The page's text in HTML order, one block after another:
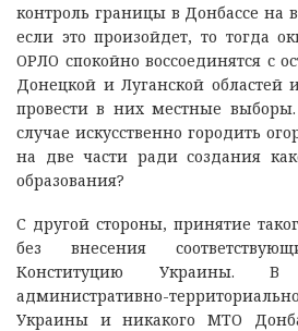
контроль границы в Донбассе на
если это произойдет, то тогда
ОРЛО спокойно воссоединятся с
Донецкой и Луганской областей
провести в них местные
случае искусственно городить
на две части ради создания
образования?
С другой стороны, принятие
без внесения
Конституцию Украины. В
административно-
Украины и никакого МТО